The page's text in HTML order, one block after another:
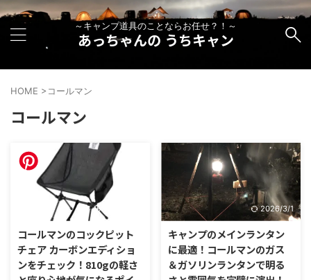
～キャンプ道具のことならお任せ？！～
あっちゃんの うちキャン
HOME >コールマン
コールマン
コールマンのコックピット
チェア カーボンエディショ
ンをチェック！810gの軽さ
2026/3/1
キャンプのメインランタン
に最適！コールマンのガス
＆ガソリンランタンで明る